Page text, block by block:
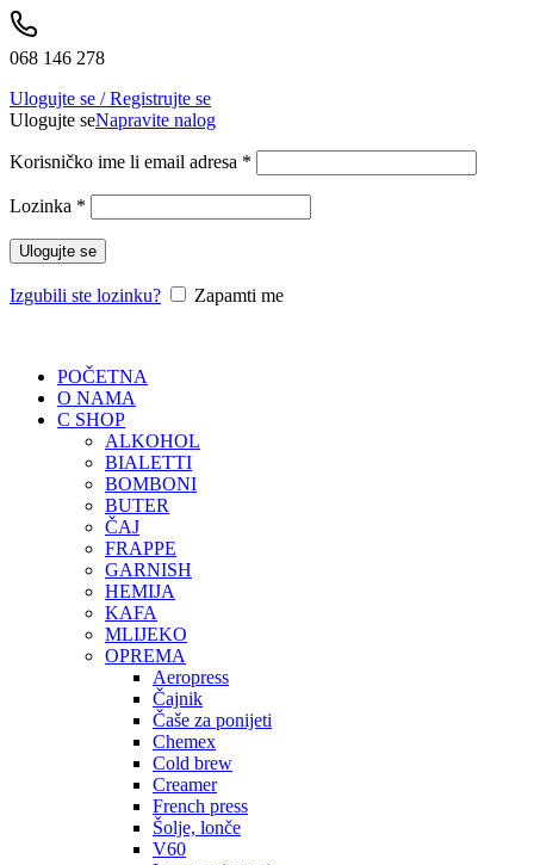
068 146 278
Ulogujte se / Registrujte se
Ulogujte seNapravite nalog
Korisničko ime li email adresa *
Lozinka *
Ulogujte se
Izgubili ste lozinku? Zapamti me
POČETNA
O NAMA
C SHOP
ALKOHOL
BIALETTI
BOMBONI
BUTER
ČAJ
FRAPPE
GARNISH
HEMIJA
KAFA
MLIJEKO
OPREMA
Aeropress
Čajnik
Čaše za ponijeti
Chemex
Cold brew
Creamer
French press
Šolje, lonče
V60